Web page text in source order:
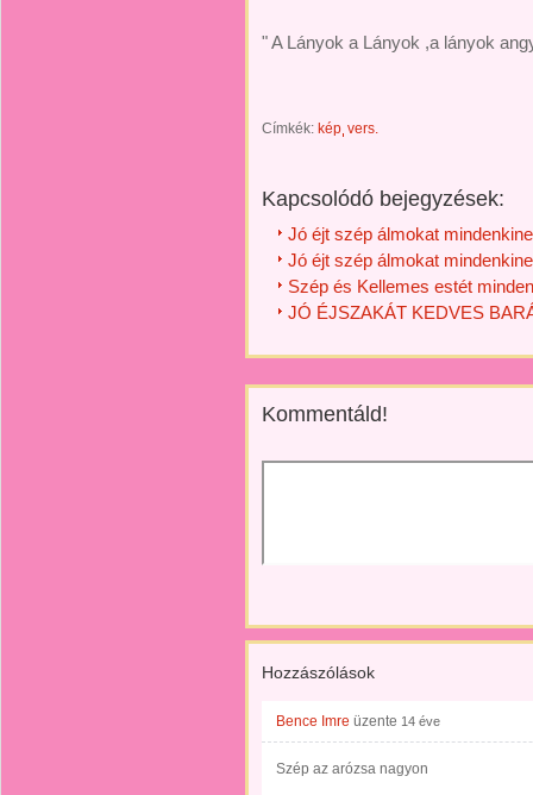
" A Lányok a Lányok ,a lányok
Címkék: kép vers.
Kapcsolódó bejegyzések:
Jó éjt szép álmokat
Jó éjt szép álmokat
Szép és Kellemes estét
JÓ ÉJSZAKÁT KEDVES
Kommentáld!
Hozzászólások
Bence Imre üzente 14 éve
Szép az arózsa nagyon